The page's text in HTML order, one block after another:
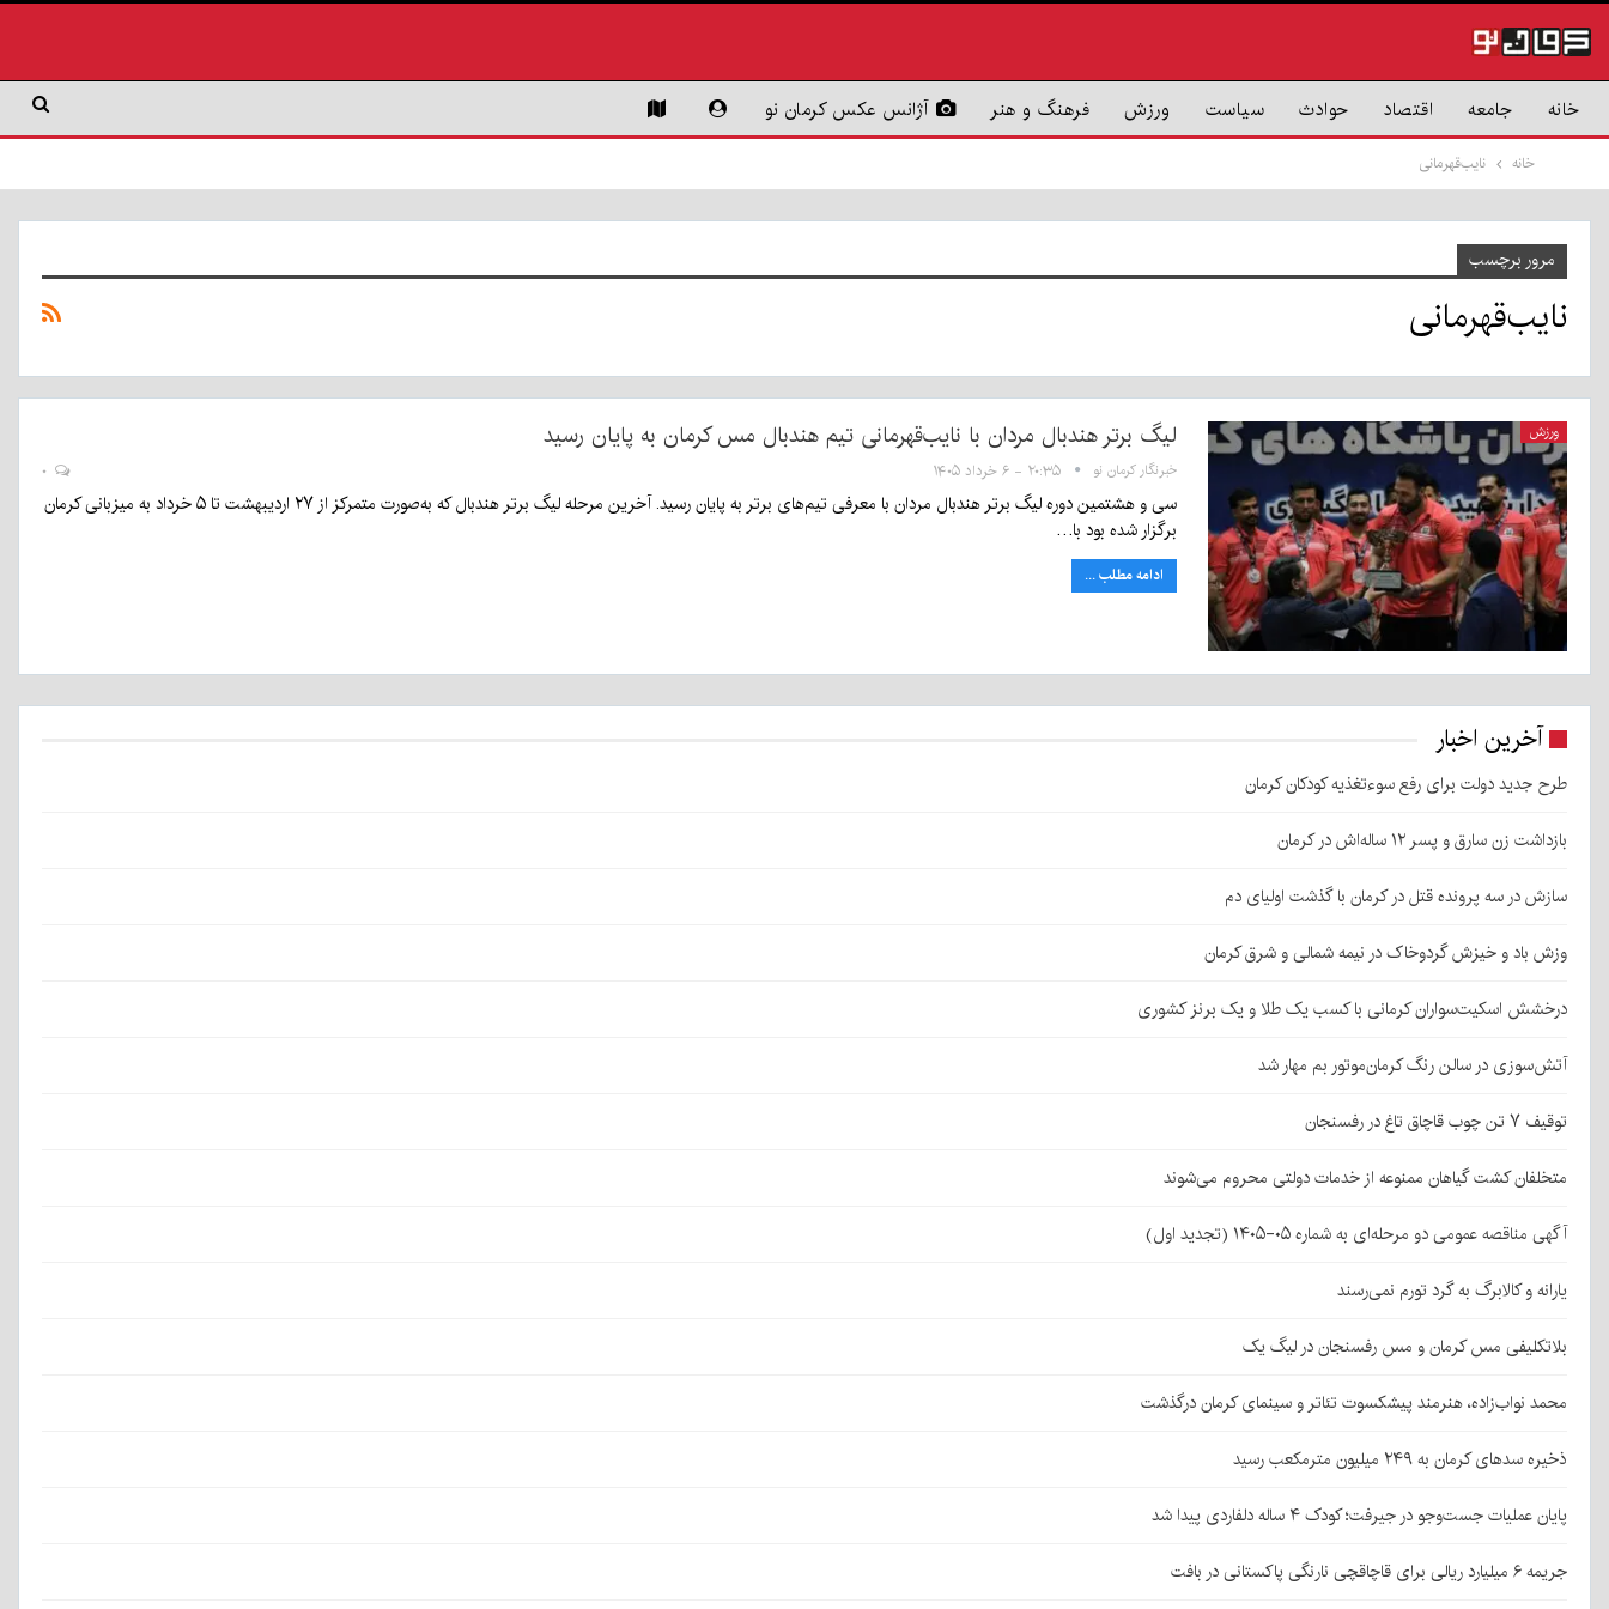
خانه جامعه اقتصاد حوادث سیاست ورزش فرهنگ و هنر آژانس عکس کرمان نو
خانه نایب‌قهرمانی
مرور برچسب
نایب‌قهرمانی
ورزش لیگ برتر هندبال مردان با نایب‌قهرمانی تیم هندبال مس کرمان به پایان رسید
خبرنگار کرمان نو ۲۰:۳۵ - ۶ خرداد ۱۴۰۵
سی و هشتمین دوره لیگ برتر هندبال مردان با معرفی تیم‌های برتر به پایان رسید. آخرین مرحله لیگ برتر هندبال که به‌صورت متمرکز از ۲۷ اردیبهشت تا ۵ خرداد به میزبانی کرمان
برگزار شده بود با…
ادامه مطلب ...
آخرین اخبار
طرح جدید دولت برای رفع سوءتغذیه کودکان کرمان
بازداشت زن سارق و پسر ۱۲ ساله‌اش در کرمان
سازش در سه پرونده قتل در کرمان با گذشت اولیای دم
وزش باد و خیزش گردوخاک در نیمه شمالی و شرق کرمان
درخشش اسکیت‌سواران کرمانی با کسب یک طلا و یک برنز کشوری
آتش‌سوزی در سالن رنگ کرمان‌موتور بم مهار شد
توقیف ۷ تن چوب قاچاق تاغ در رفسنجان
متخلفان کشت گیاهان ممنوعه از خدمات دولتی محروم می‌شوند
آگهی مناقصه عمومی دو مرحله‌ای به شماره ۰۵-۱۴۰۵ (تجدید اول)
یارانه و کالابرگ به گرد تورم نمی‌رسند
بلاتکلیفی مس کرمان و مس رفسنجان در لیگ یک
محمد نواب‌زاده، هنرمند پیشکسوت تئاتر و سینمای کرمان درگذشت
ذخیره سدهای کرمان به ۲۴۹ میلیون مترمکعب رسید
پایان عملیات جست‌وجو در جیرفت؛ کودک ۴ ساله دلفاردی پیدا شد
جریمه ۶ میلیارد ریالی برای قاچاقچی نارنگی پاکستانی در بافت